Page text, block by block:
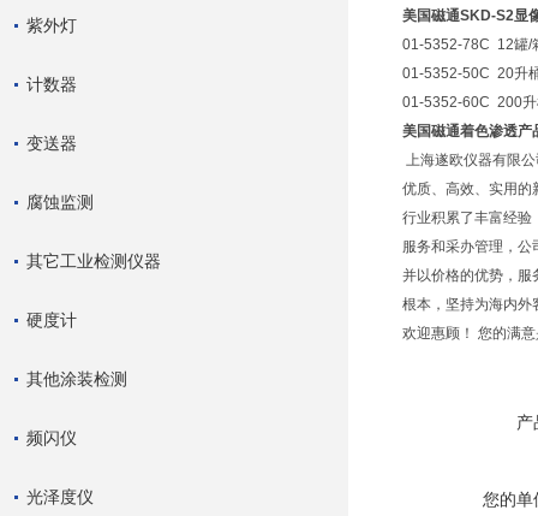
紫外灯
计数器
变送器
腐蚀监测
其它工业检测仪器
硬度计
其他涂装检测
频闪仪
光泽度仪
美国磁通SKD-S2显
01-5352-78C 12罐/
01-5352-50C 20升
01-5352-60C 200
美国磁通着色渗透产
上海遂欧仪器有限
优质、高效、实用的
行业积累了丰富经验
服务和采办管理，公
并以价格的优势，服
根本，坚持为海内外
欢迎惠顾！ 您的满
产
您的单